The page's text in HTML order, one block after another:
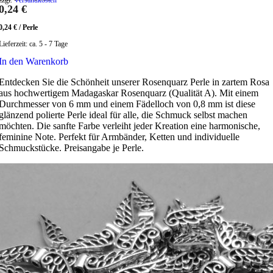
€
€ /Perle
ca. 5 - 7 Tage
den Warenkorb
Sie die Schönheit unserer Rosenquarz Perle in zartem Rosa
hochwertigem Madagaskar Rosenquarz (Qualität A). Mit einem
von 6 mm und einem Fädelloch von 0,8 mm ist diese
polierte Perle ideal für alle, die Schmuck selbst machen
Die sanfte Farbe verleiht jeder Kreation eine harmonische,
Note. Perfekt für Armbänder, Ketten und individuelle
Preisangabe je Perle.